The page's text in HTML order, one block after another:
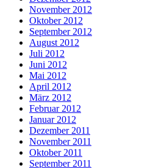
November 2012
Oktober 2012
September 2012
August 2012
Juli 2012
Juni 2012
Mai 2012
April 2012
März 2012
Februar 2012
Januar 2012
Dezember 2011
November 2011
Oktober 2011
September 2011